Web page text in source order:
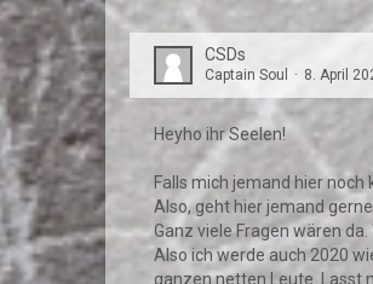
CSDs
Captain Soul 8. April
Heyho ihr Seelen!
Falls mich jemand hier
Also, geht hier jemand
Ganz viele Fragen wären
Also ich werde auch 2020
ganzen netten Leute. Lasst